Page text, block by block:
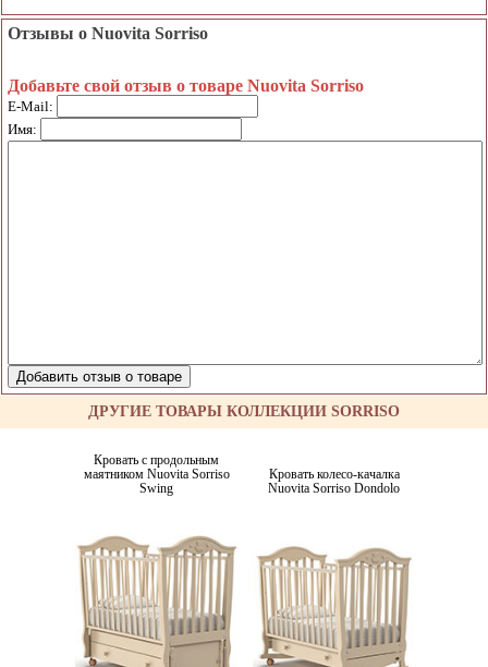
Отзывы о Nuovita Sorriso
Добавьте свой отзыв о товаре Nuovita Sorriso
E-Mail:
Имя:
ДРУГИЕ ТОВАРЫ КОЛЛЕКЦИИ SORRISO
Кровать с продольным
маятником Nuovita Sorriso
Swing
Кровать колесо-качалка
Nuovita Sorriso Dondolo